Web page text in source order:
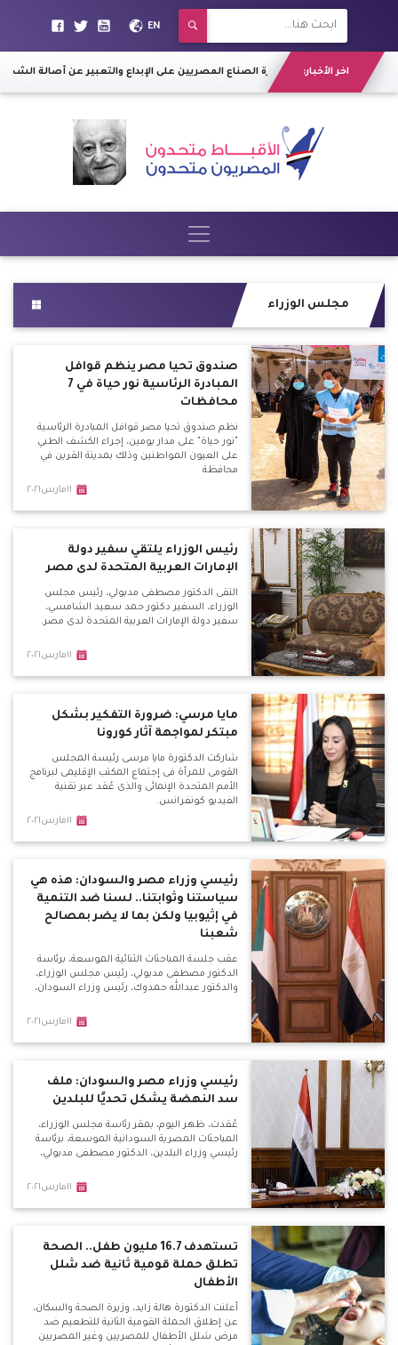
EN
اخر الأخبار:
يعكس قدرة الصناع المصريين على الإبداع والتعبير عن أصالة الشخصية
مجلس الوزراء
صندوق تحيا مصر ينظم قوافل
المبادرة الرئاسية نور حياة في 7
محافظات
نظم صندوق تحيا مصر قوافل المبادرة الرئاسية
"نور حياة" على مدار يومين، إجراء الكشف الطبي
على العيون المواطنين وذلك بمدينة القرين في
محافظة
١١مارس٢٠٢١
رئيس الوزراء يلتقي سفير دولة
الإمارات العربية المتحدة لدى مصر
التقى الدكتور مصطفى مدبولي، رئيس مجلس
الوزراء، السفير دكتور حمد سعيد الشامسي،
سفير دولة الإمارات العربية المتحدة لدى مصر.
١١مارس٢٠٢١
مايا مرسي: ضرورة التفكير بشكل
مبتكر لمواجهة آثار كورونا
شاركت الدكتورة مايا مرسى رئيسة المجلس
القومى للمرأة فى إجتماع المكتب الإقليمى لبرنامج
الأمم المتحدة الإنمائى والذى عُقد عبر تقنية
الفيديو كونفرانس.
١١مارس٢٠٢١
رئيسي وزراء مصر والسودان: هذه هي
سياستنا وثوابتنا.. لسنا ضد التنمية
في إثيوبيا ولكن بما لا يضر بمصالح
شعبنا
عقب جلسة المباحثات الثنائية الموسعة، برئاسة
الدكتور مصطفى مدبولي، رئيس مجلس الوزراء،
والدكتور عبدالله حمدوك، رئيس وزراء السودان،
١١مارس٢٠٢١
رئيسي وزراء مصر والسودان: ملف
سد النهضة يشكل تحديًا للبلدين
عُقدت، ظهر اليوم، بمقر رئاسة مجلس الوزراء،
المباحثات المصرية السودانية الموسعة، برئاسة
رئيسي وزراء البلدين، الدكتور مصطفى مدبولي،
١١مارس٢٠٢١
تستهدف 16.7 مليون طفل.. الصحة
تطلق حملة قومية ثانية ضد شلل
الأطفال
أعلنت الدكتورة هالة زايد، وزيرة الصحة والسكان،
عن إطلاق الحملة القومية الثانية للتطعيم ضد
مرض شلل الأطفال للمصريين وغير المصريين